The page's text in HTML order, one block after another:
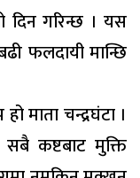
दिन गरिन्छ । यस
फलदायी मान्छि
माता चन्द्रघंटा ।
कष्टबाट मुक्ति